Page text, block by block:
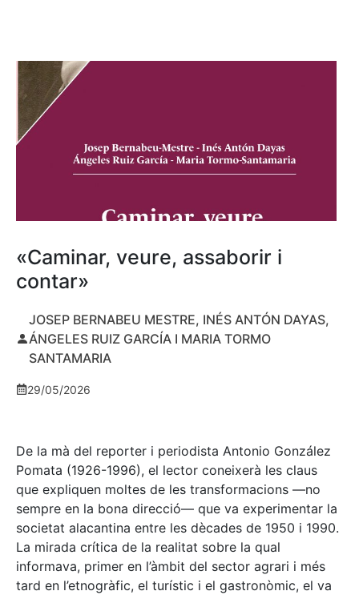
«Caminar, veure, assaborir i
contar»
JOSEP BERNABEU MESTRE, INÉS ANTÓN DAYAS,
ÁNGELES RUIZ GARCÍA I MARIA TORMO
SANTAMARIA
29/05/2026
De la mà del reporter i periodista Antonio González
Pomata (1926-1996), el lector coneixerà les claus
que expliquen moltes de les transformacions —no
sempre en la bona direcció— que va experimentar la
societat alacantina entre les dècades de 1950 i 1990.
La mirada crítica de la realitat sobre la qual
informava, primer en l’àmbit del sector agrari i més
tard en l’etnogràfic, el turístic i el gastronòmic, el va